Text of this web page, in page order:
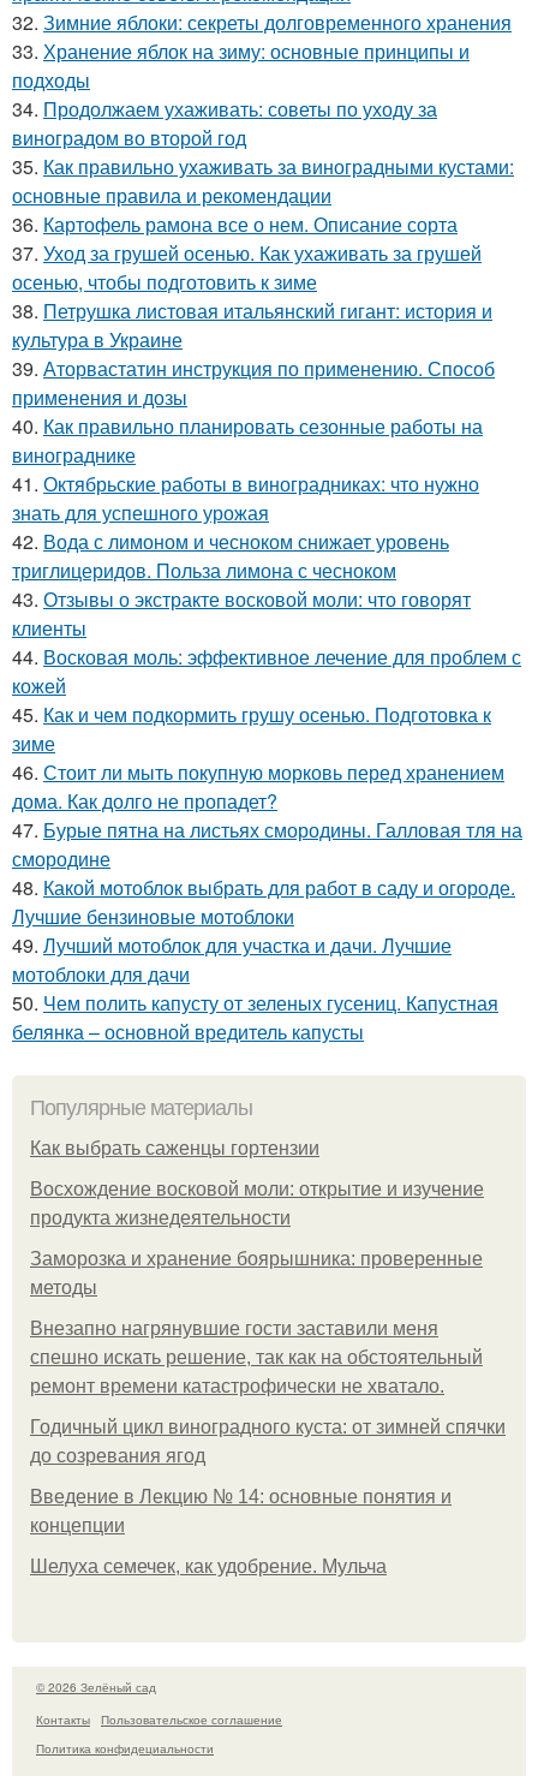
32. Зимние яблоки: секреты долговременного хранения
33. Хранение яблок на зиму: основные принципы и
подходы
34. Продолжаем ухаживать: советы по уходу за
виноградом во второй год
35. Как правильно ухаживать за виноградными кустами:
основные правила и рекомендации
36. Картофель рамона все о нем. Описание сорта
37. Уход за грушей осенью. Как ухаживать за грушей
осенью, чтобы подготовить к зиме
38. Петрушка листовая итальянский гигант: история и
культура в Украине
39. Аторвастатин инструкция по применению. Способ
применения и дозы
40. Как правильно планировать сезонные работы на
винограднике
41. Октябрьские работы в виноградниках: что нужно
знать для успешного урожая
42. Вода с лимоном и чесноком снижает уровень
триглицеридов. Польза лимона с чесноком
43. Отзывы о экстракте восковой моли: что говорят
клиенты
44. Восковая моль: эффективное лечение для проблем с
кожей
45. Как и чем подкормить грушу осенью. Подготовка к
зиме
46. Стоит ли мыть покупную морковь перед хранением
дома. Как долго не пропадет?
47. Бурые пятна на листьях смородины. Галловая тля на
смородине
48. Какой мотоблок выбрать для работ в саду и огороде.
Лучшие бензиновые мотоблоки
49. Лучший мотоблок для участка и дачи. Лучшие
мотоблоки для дачи
50. Чем полить капусту от зеленых гусениц. Капустная
белянка – основной вредитель капусты
Популярные материалы
Как выбрать саженцы гортензии
Восхождение восковой моли: открытие и изучение
продукта жизнедеятельности
Заморозка и хранение боярышника: проверенные
методы
Внезапно нагрянувшие гости заставили меня
спешно искать решение, так как на обстоятельный
ремонт времени катастрофически не хватало.
Годичный цикл виноградного куста: от зимней спячки
до созревания ягод
Введение в Лекцию № 14: основные понятия и
концепции
Шелуха семечек, как удобрение. Мульча
© 2026 Зелёный сад
Контакты
Пользовательское соглашение
Политика конфидециальности